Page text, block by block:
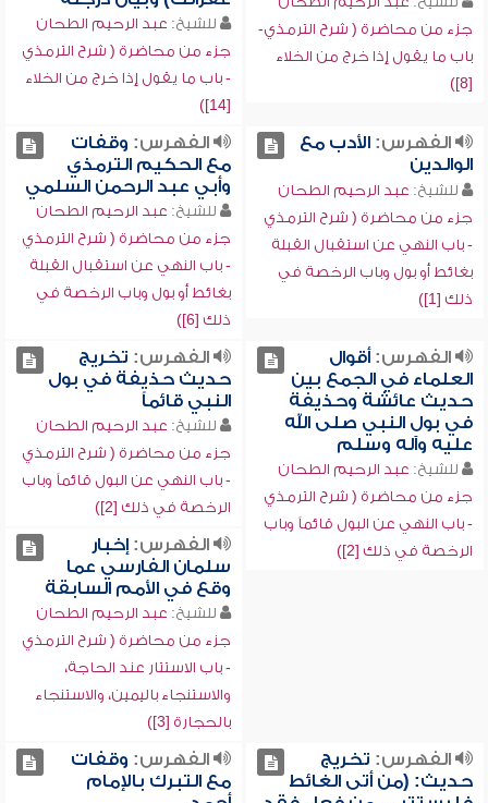
جزء من محاضرة ( شرح الترمذي-
باب ما يقول إذا خرج من الخلاء
[8])
للشيخ: عبد الرحيم الطحان
جزء من محاضرة ( شرح الترمذي
- باب ما يقول إذا خرج من الخلاء
[14])
الفهرس:الأدب مع
الوالدين
للشيخ: عبد الرحيم الطحان
جزء من محاضرة ( شرح الترمذي
- باب النهي عن استقبال القبلة
بغائط أو بول وباب الرخصة في
ذلك [1])
الفهرس: وقفات
مع الحكيم الترمذي
وأبي عبد الرحمن السلمي
للشيخ: عبد الرحيم الطحان
جزء من محاضرة ( شرح الترمذي
- باب النهي عن استقبال القبلة
بغائط أو بول وباب الرخصة في
ذلك [6])
الفهرس:أقوال
العلماء في الجمع بين
حديث عائشة وحذيفة
في بول النبي صلى الله
عليه وآله وسلم
للشيخ: عبد الرحيم الطحان
جزء من محاضرة ( شرح الترمذي
- باب النهي عن البول قائماً وباب
الرخصة في ذلك [2])
الفهرس: تخريج
حديث حذيفة في بول
النبي قائماً
للشيخ: عبد الرحيم الطحان
جزء من محاضرة ( شرح الترمذي
- باب النهي عن البول قائماً وباب
الرخصة في ذلك [2])
الفهرس:إخبار
سلمان الفارسي عما
وقع في الأمم السابقة
للشيخ: عبد الرحيم الطحان
جزء من محاضرة ( شرح الترمذي
- باب الاستتار عند الحاجة،
والاستنجاء باليمين، والاستنجاء
بالحجارة [3])
الفهرس: تخريج
حديث: (من أتى الغائط
الفهرس: وقفات
مع التبرك بالإمام